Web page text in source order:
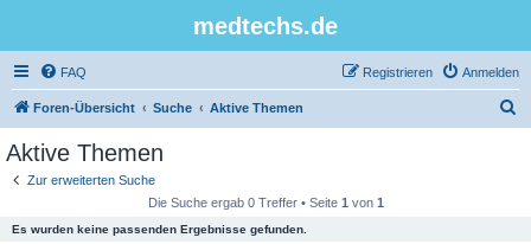
medtechs.de
FAQ Anmelden
Registrieren
Foren-Übersicht Suche Aktive Themen
Aktive Themen
Zur erweiterten Suche
Die Suche ergab 0 Treffer • Seite 1 von 1
Es wurden keine passenden Ergebnisse gefunden.